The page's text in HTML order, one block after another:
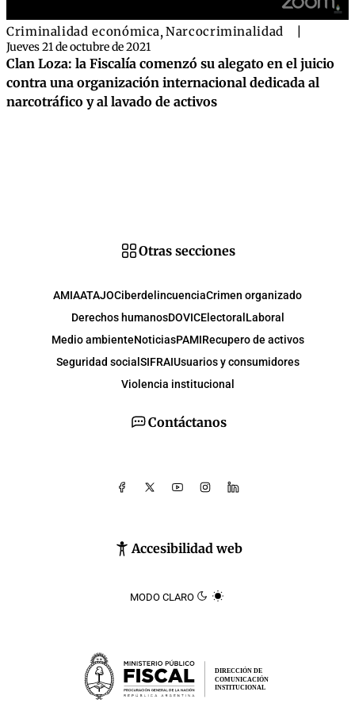
Criminalidad económica,Narcocriminalidad
Jueves 21 de octubre de 2021
Clan Loza: la Fiscalía comenzó su alegato en el juicio
contra una organización internacional dedicada al
narcotráfico y al lavado de activos
Contáctanos
Accesibilidad web
MODO CLARO
Otras secciones
AMIAATAJOCiberdelincuenciaCrimen organizado
Derechos humanosDOVICElectoral Laboral
Medio ambienteNoticiasPAMIRecupero de activos
Seguridad social SIFRAIUsuarios y consumidores
Violencia institucional
DIRECCIÓN DE
COMUNICACIÓN
INSTITUCIONAL